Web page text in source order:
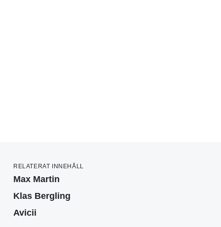
RELATERAT INNEHÅLL
Max Martin
Klas Bergling
Avicii